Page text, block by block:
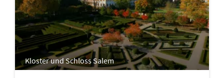
Kloster und Schloss Salem